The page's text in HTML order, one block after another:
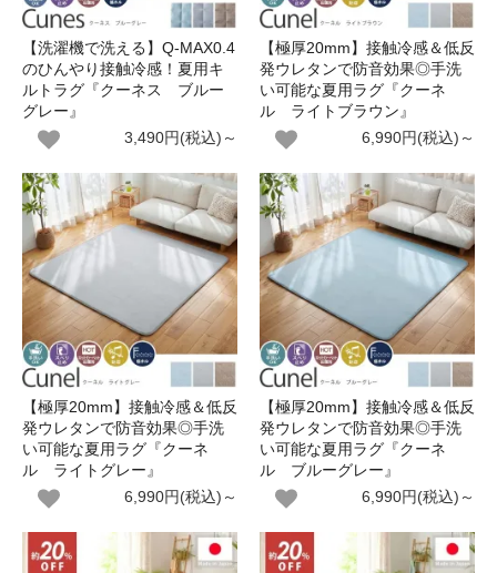
【洗濯機で洗える】Q-MAX0.4
のひんやり接触冷感！夏用キ
ルトラグ『クーネス ブルー
グレー』
3,490円(税込)～
【極厚20mm】接触冷感＆低反
発ウレタンで防音効果◎手洗
い可能な夏用ラグ『クーネ
ル ライトブラウン』
6,990円(税込)～
【極厚20mm】接触冷感＆低反
発ウレタンで防音効果◎手洗
い可能な夏用ラグ『クーネ
ル ライトグレー』
6,990円(税込)～
【極厚20mm】接触冷感＆低反
発ウレタンで防音効果◎手洗
い可能な夏用ラグ『クーネ
ル ブルーグレー』
6,990円(税込)～